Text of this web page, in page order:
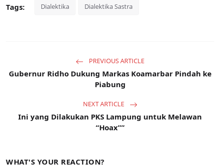
Tags: Dialektika Dialektika Sastra
PREVIOUS ARTICLE
Gubernur Ridho Dukung Markas Koamarbar Pindah ke
Piabung
NEXT ARTICLE
Ini yang Dilakukan PKS Lampung untuk Melawan
“Hoax””
WHAT'S YOUR REACTION?